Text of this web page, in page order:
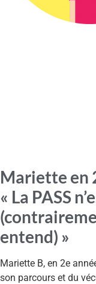
Mariette en
« La PASS
entend) »
Mariette B, en 2e
son parcours et du